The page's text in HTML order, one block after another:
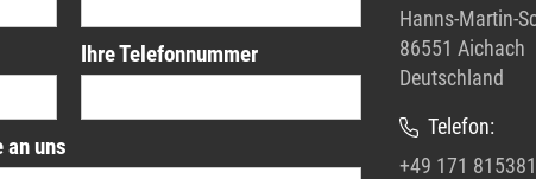
Ihre Telefonnummer
an uns
Hanns-Martin-
86551 Aichach
Deutschland
Telefon:
+49 171